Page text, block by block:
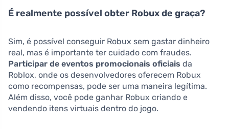
É realmente possível obter Robux de graça?
Sim, é possível conseguir Robux sem gastar dinheiro
real, mas é importante ter cuidado com fraudes.
Participar de eventos promocionais oficiais da
Roblox, onde os desenvolvedores oferecem Robux
como recompensas, pode ser uma maneira legítima.
Além disso, você pode ganhar Robux criando e
vendendo itens virtuais dentro do jogo.